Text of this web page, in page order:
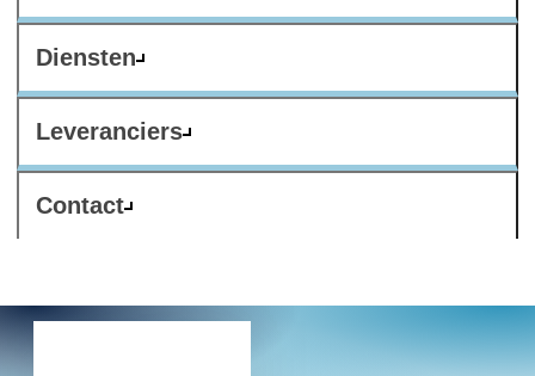
Diensten
Leveranciers
Contact